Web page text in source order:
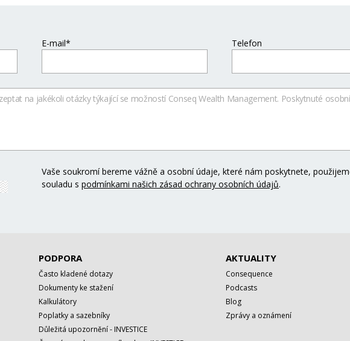
E-mail* Telefon
Vaše soukromí bereme vážně a osobní údaje, které nám poskytnete,
souladu s podmínkami našich zásad ochrany osobních údajů.
PODPORA
Často kladené dotazy
Dokumenty ke stažení
Kalkulátory
Poplatky a sazebníky
Důležitá upozornění - INVESTICE
AKTUALITY
Consequence
Podcasts
Blog
Zprávy a oznámení